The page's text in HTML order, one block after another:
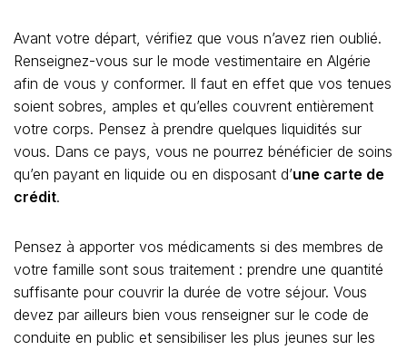
Avant votre départ, vérifiez que vous n’avez rien oublié.
Renseignez-vous sur le mode vestimentaire en Algérie
afin de vous y conformer. Il faut en effet que vos tenues
soient sobres, amples et qu’elles couvrent entièrement
votre corps. Pensez à prendre quelques liquidités sur
vous. Dans ce pays, vous ne pourrez bénéficier de soins
qu’en payant en liquide ou en disposant d’une carte de
crédit.
Pensez à apporter vos médicaments si des membres de
votre famille sont sous traitement : prendre une quantité
suffisante pour couvrir la durée de votre séjour. Vous
devez par ailleurs bien vous renseigner sur le code de
conduite en public et sensibiliser les plus jeunes sur les